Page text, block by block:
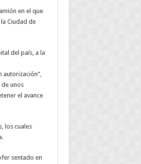
en el que
Ciudad de
del país, a la
autorización”,
unos
el avance
los cuales
sentado en